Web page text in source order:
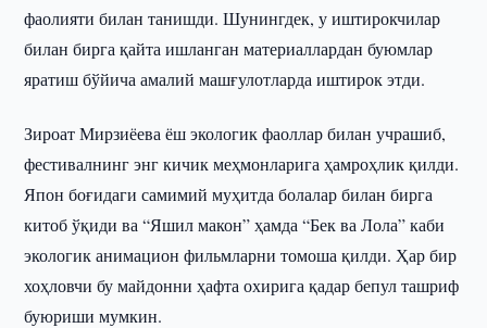
фаолияти билан танишди. Шунингдек, у иштирокчилар
билан бирга қайта ишланган материаллардан буюмлар
яратиш бўйича амалий машғулотларда иштирок этди.
Зироат Мирзиёева ёш экологик фаоллар билан учрашиб,
фестивалнинг энг кичик меҳмонларига ҳамроҳлик қилди.
Япон боғидаги самимий муҳитда болалар билан бирга
китоб ўқиди ва “Яшил макон” ҳамда “Бек ва Лола” каби
экологик анимацион фильмларни томоша қилди. Ҳар бир
хоҳловчи бу майдонни ҳафта охирига қадар бепул ташриф
буюриши мумкин.